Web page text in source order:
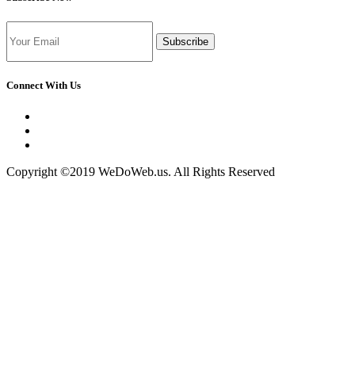
Subscribe
Connect With Us
Copyright ©2019 WeDoWeb.us. All Rights Reserved